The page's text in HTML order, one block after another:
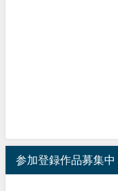
参加登録作品募集中